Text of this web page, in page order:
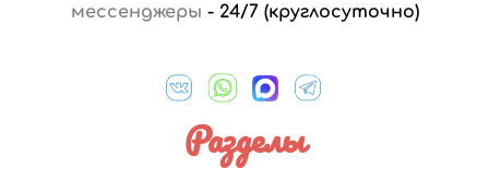
мессенджеры - 24/7 (круглосуточно)
Разделы